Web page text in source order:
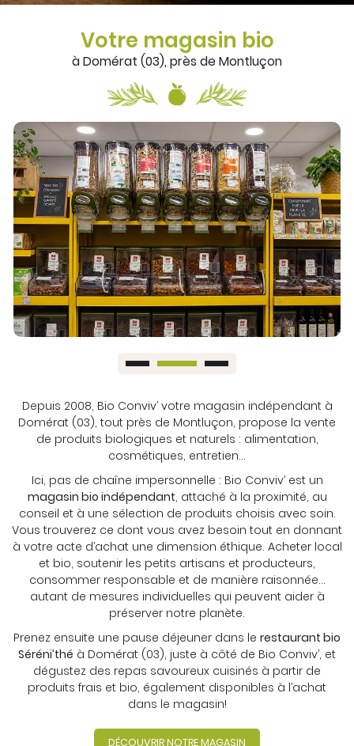
commerciales à l'adresse email indiqué ci-dessus. Vous pouvez vous
désinscrire à tout moment en utilisant
le formulaire de désinscription
Votre magasin bio
à Domérat (03), près de Montluçon
Depuis 2008, Bio Conviv’ votre magasin indépendant à
Domérat (03), tout près de Montluçon, propose la vente
de produits biologiques et naturels : alimentation,
cosmétiques, entretien...
Ici, pas de chaîne impersonnelle : Bio Conviv’ est un
magasin bio indépendant, attaché à la proximité, au
conseil et à une sélection de produits choisis avec soin.
Vous trouverez ce dont vous avez besoin tout en donnant
à votre acte d’achat une dimension éthique. Acheter local
et bio, soutenir les petits artisans et producteurs,
consommer responsable et de manière raisonnée...
autant de mesures individuelles qui peuvent aider à
préserver notre planète.
Prenez ensuite une pause déjeuner dans le restaurant bio
Séréni’thé à Domérat (03), juste à côté de Bio Conviv’, et
dégustez des repas savoureux cuisinés à partir de
produits frais et bio, également disponibles à l’achat
dans le magasin!
DÉCOUVRIR NOTRE MAGASIN